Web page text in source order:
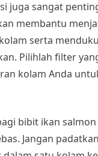
juga sangat
membantu
serta
Pilihlah filter
kolam Anda
bibit ikan
Jangan